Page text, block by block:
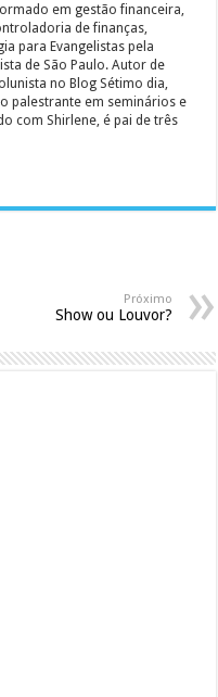
em gestão financeira,
de finanças,
para Evangelistas pela
de São Paulo. Autor de
no Blog Sétimo dia,
palestrante em seminários e
com Shirlene, é pai de três
Próximo
Show ou Louvor?